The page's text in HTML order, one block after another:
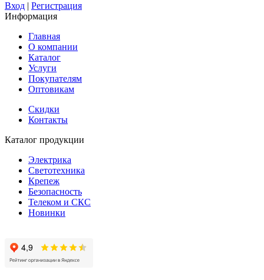
Вход | Регистрация
Информация
Главная
О компании
Каталог
Услуги
Покупателям
Оптовикам
Скидки
Контакты
Каталог продукции
Электрика
Светотехника
Крепеж
Безопасность
Телеком и СКС
Новинки